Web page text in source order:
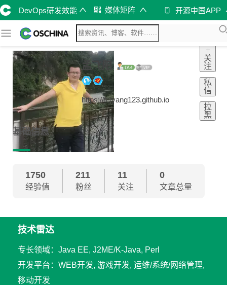
DevOps研发效能 媒体矩阵 开源中国APP
孟飞阳
https://feiyang123.github.io
+
关
注
私
信
拉
黑
基础信息
1750
经验值
211
粉丝
11
关注
0
文章总量
技术雷达
专长领域：Java EE, J2ME/K-Java, Perl
开发平台：WEB开发, 游戏开发, 运维/系统/网络管理,
移动开发